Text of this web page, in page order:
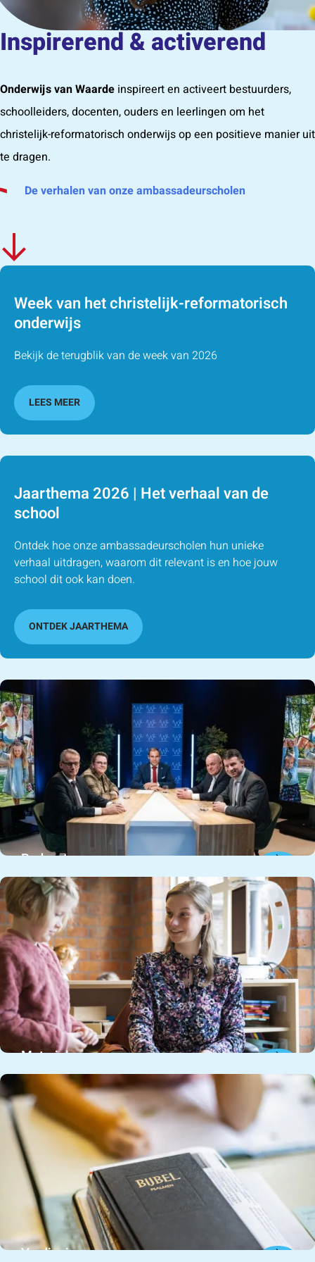
Inspirerend & activerend
Onderwijs van Waarde inspireert en activeert bestuurders,
schoolleiders, docenten, ouders en leerlingen om het
christelijk-reformatorisch onderwijs op een positieve manier uit
te dragen.
De verhalen van onze ambassadeurscholen
Week van het christelijk-reformatorisch
onderwijs
Bekijk de terugblik van de week van 2026
LEES MEER
Jaarthema 2026 | Het verhaal van de
school
Ontdek hoe onze ambassadeurscholen hun unieke
verhaal uitdragen, waarom dit relevant is en hoe jouw
school dit ook kan doen.
ONTDEK JAARTHEMA
Podcasts
Materialen
Verdieping